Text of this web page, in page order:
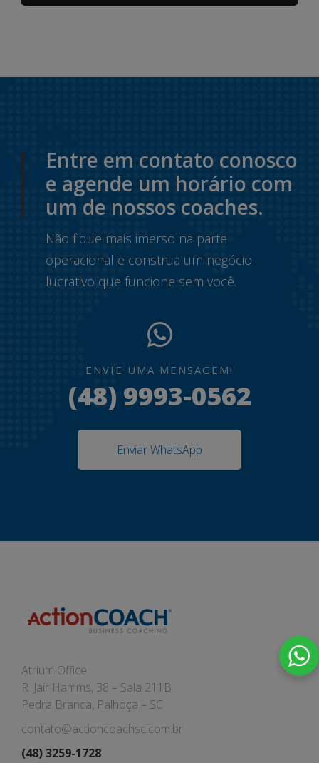
Entre em contato conosco
e agende um horário com
um de nossos coaches.
Não fique mais imerso na parte
operacional e construa um negócio
lucrativo que funcione sem você.
ENVIE UMA MENSAGEM!
(48) 9993-0562
Enviar WhatsApp
Atrium Office
R. Jair Hamms, 38 – Sala 211B
Pedra Branca, Palhoça – SC
contato@actioncoachsc.com.br
(48) 3259-1728